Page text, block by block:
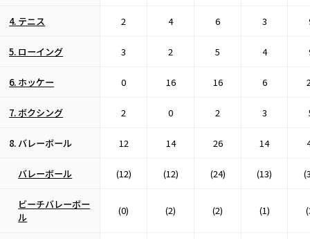
4. テニス 2 4 6 3
5. ローイング 3 2 5 4
6. ホッケー 0 16 16 6
7. ボクシング 2 0 2 3
8. バレーボール 12 14 26 14
バレーボール (12) (12) (24) (13)
ビーチバレーボー
ル
(0) (2) (2) (1)